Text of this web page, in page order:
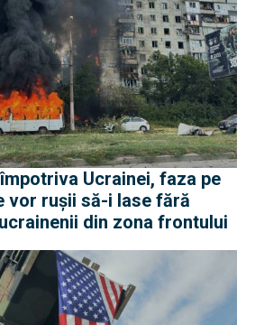
Ucrainei, faza pe
vor rușii să-i lase fără
din zona frontului